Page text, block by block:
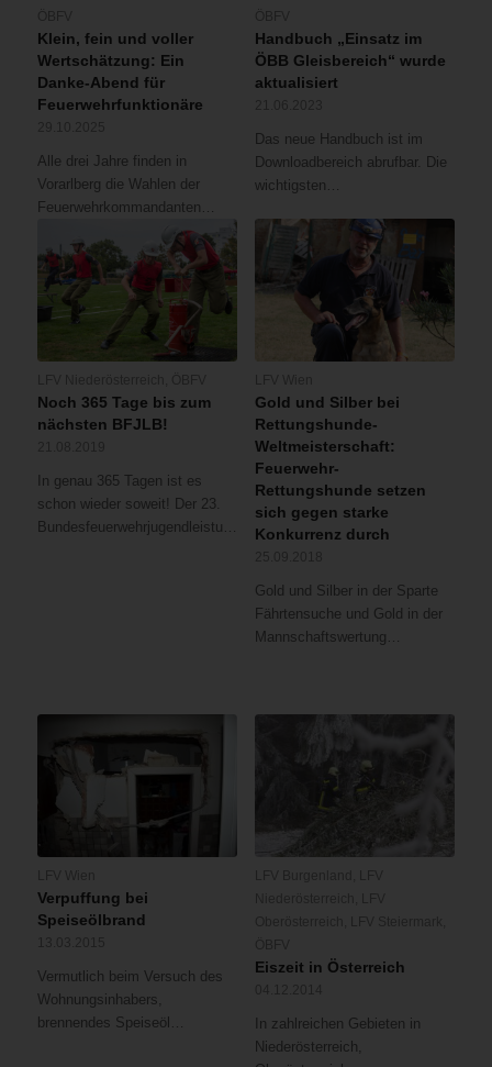
Klein, fein und voller
Wertschätzung: Ein
Danke-Abend für
Feuerwehrfunktionäre
Alle drei Jahre finden in
Vorarlberg die Wahlen der
Feuerwehrkommandanten…
Handbuch „Einsatz im
ÖBB Gleisbereich“ wurde
aktualisiert
Das neue Handbuch ist im
Downloadbereich abrufbar. Die
wichtigsten…
Noch 365 Tage bis zum
nächsten BFJLB!
In genau 365 Tagen ist es
schon wieder soweit! Der 23.
Bundesfeuerwehrjugendleistungsbewerb…
Gold und Silber bei
Rettungshunde-
Weltmeisterschaft:
Feuerwehr-
Rettungshunde setzen
sich gegen starke
Konkurrenz durch
Gold und Silber in der Sparte
Fährtensuche und Gold in der
Mannschaftswertung…
Verpuffung bei
Speiseölbrand
Vermutlich beim Versuch des
Wohnungsinhabers,
brennendes Speiseöl…
Eiszeit in Österreich
In zahlreichen Gebieten in
Niederösterreich,